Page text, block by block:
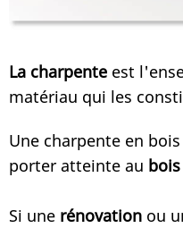
La charpente est
matériau qui les
Une charpente en
porter atteinte au bois
Si une rénovation ou